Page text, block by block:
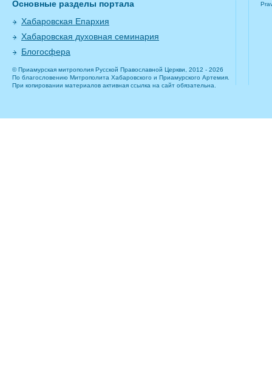
Основные разделы портала
Хабаровская Епархия
Хабаровская духовная семинария
Блогосфера
© Приамурская митрополия Русской Православной Церкви, 2012 - 2026
По благословению Митрополита Хабаровского и Приамурского Артемия.
При копировании материалов активная ссылка на сайт обязательна.